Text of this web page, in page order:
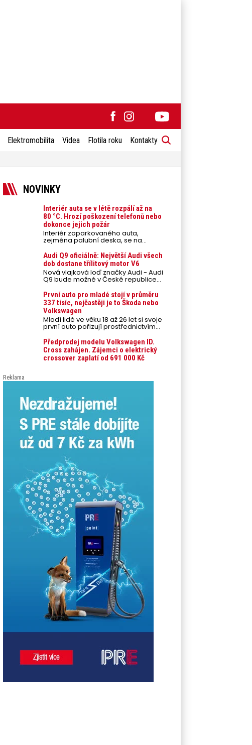
Elektromobilita Videa Flotila roku Kontakty
NOVINKY
Interiér auta se v létě rozpálí až na
80 °C. Hrozí poškození telefonů nebo
dokonce jejich požár
Interiér zaparkovaného auta,
zejména palubní deska, se na
přímém slunci může během letních
veder rozpálit až na 80 °C. Takové
teploty představují nebezpečí pro
odložené mobilní telefony,
powerbanky nebo notebooky. Můžou
urychlit stárnutí baterií, poškodit
případech i zvýšit riziko požáru.
Audi Q9 oficiálně: Největší Audi všech
dob dostane třílitový motor V6
Nová vlajková loď značky Audi - Audi
Q9 bude možné v České republice
objednávat od prvního srpnového
týdne 2026, kde budou oznámeny
také české ceny.
První auto pro mladé stojí v průměru
337 tisíc, nejčastěji je to Škoda nebo
Volkswagen
Mladí lidé ve věku 18 až 26 let si svoje
první auto pořizují prostřednictvím
úvěrového financování jako ojeté. Je
to tak u 93,3 % lidí, jen 6,7 % si pořídí
nové auto. Průměrná pořizovací
cena vozu dosahuje 337 tisíc korun a
průměrná financovaná částka
posledních 10 let (2016–2026).
Předprodej modelu Volkswagen ID.
Cross zahájen. Zájemci o elektrický
crossover zaplatí od 691 000 Kč
Reklama